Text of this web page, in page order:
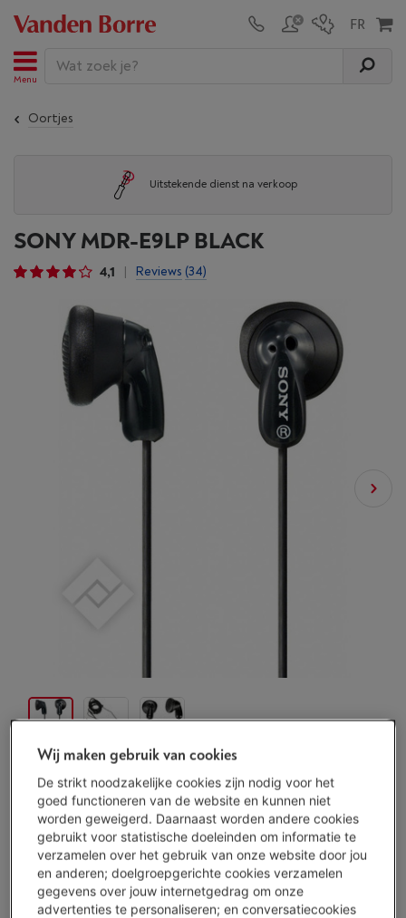
Menu
Oortjes
Uitstekende dienst na verkoop
SONY MDR-E9LP BLACK
4,1 Reviews (34)
Beperkt beschikbaar-Bekijk voorraad
€ 7,84
Koop nu
Vergelijken
Wij maken gebruik van cookies
De strikt noodzakelijke cookies zijn nodig voor het
goed functioneren van de website en kunnen niet
worden geweigerd. Daarnaast worden andere cookies
gebruikt voor statistische doeleinden om informatie te
verzamelen over het gebruik van onze website door jou
en anderen; doelgroepgerichte cookies verzamelen
gegevens over jouw internetgedrag om onze
advertenties te personaliseren; en conversatiecookies